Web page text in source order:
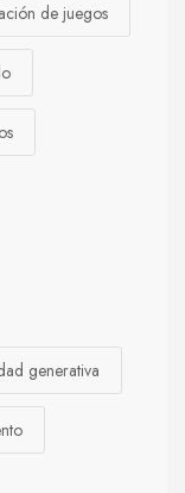
de juegos
generativa